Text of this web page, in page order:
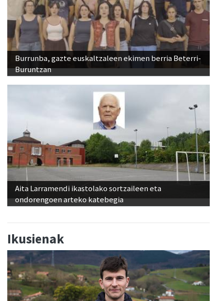
Burrunba, gazte euskaltzaleen ekimen berria Beterri-
Buruntzan
Aita Larramendi ikastolako sortzaileen eta
ondorengoen arteko katebegia
Ikusienak